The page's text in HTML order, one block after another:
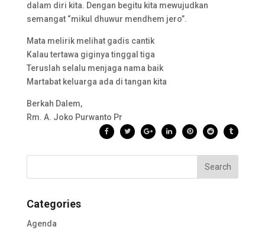
dalam diri kita. Dengan begitu kita mewujudkan
semangat “mikul dhuwur mendhem jero”.
Mata melirik melihat gadis cantik
Kalau tertawa giginya tinggal tiga
Teruslah selalu menjaga nama baik
Martabat keluarga ada di tangan kita
Berkah Dalem,
Rm. A. Joko Purwanto Pr
Categories
Agenda